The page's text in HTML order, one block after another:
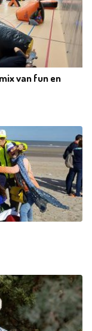
van fun en